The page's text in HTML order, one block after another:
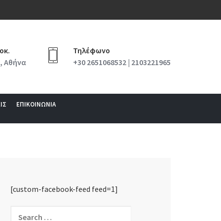
Αθήνα
Τηλέφωνο
+30 2651068532 | 2103221965
ΕΠΙΚΟΙΝΩΝΙΑ
[custom-facebook-feed feed=1]